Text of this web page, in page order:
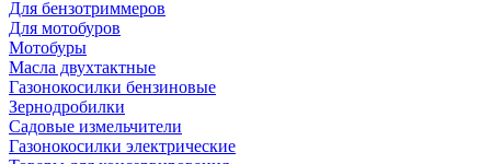
Для бензотриммеров
Для мотобуров
Мотобуры
Масла двухтактные
Газонокосилки бензиновые
Зернодробилки
Садовые измельчители
Газонокосилки электрические